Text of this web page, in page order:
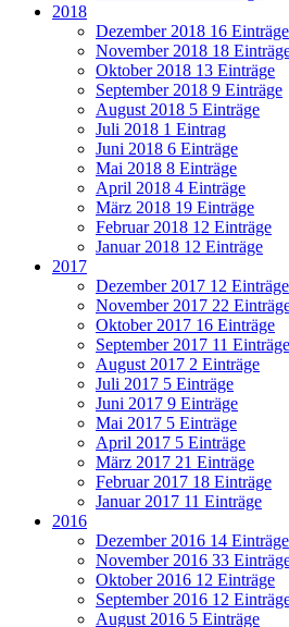
2018
Dezember 2018 16 Einträge
November 2018 18
Oktober 2018 13 Einträge
September 2018 9 Einträge
August 2018 5 Einträge
Juli 2018 1 Eintrag
Juni 2018 6 Einträge
Mai 2018 8 Einträge
April 2018 4 Einträge
März 2018 19 Einträge
Februar 2018 12 Einträge
Januar 2018 12 Einträge
2017
Dezember 2017 12 Einträge
November 2017 22
Oktober 2017 16 Einträge
September 2017 11 Einträge
August 2017 2 Einträge
Juli 2017 5 Einträge
Juni 2017 9 Einträge
Mai 2017 5 Einträge
April 2017 5 Einträge
März 2017 21 Einträge
Februar 2017 18 Einträge
Januar 2017 11 Einträge
2016
Dezember 2016 14 Einträge
November 2016 33
Oktober 2016 12 Einträge
September 2016 12
August 2016 5 Einträge